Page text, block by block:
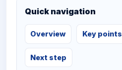
Quick navigation
Overview Key points
Next step